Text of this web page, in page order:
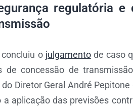
regulatória
concluiu o julgamentode caso
de concessão de
do Diretor Geral André
a aplicação das previsões